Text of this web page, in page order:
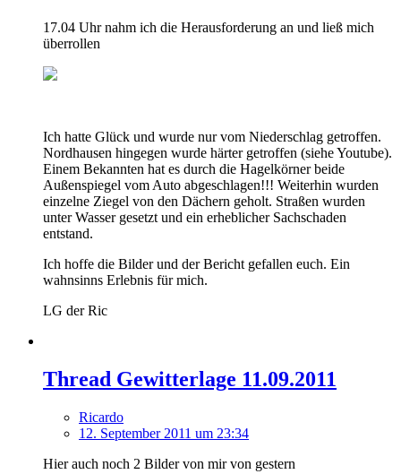
17.04 Uhr nahm ich die Herausforderung an und ließ mich
überrollen
Ich hatte Glück und wurde nur vom Niederschlag getroffen.
Nordhausen hingegen wurde härter getroffen (siehe Youtube).
Einem Bekannten hat es durch die Hagelkörner beide
Außenspiegel vom Auto abgeschlagen!!! Weiterhin wurden
einzelne Ziegel von den Dächern geholt. Straßen wurden
unter Wasser gesetzt und ein erheblicher Sachschaden
entstand.
Ich hoffe die Bilder und der Bericht gefallen euch. Ein
wahnsinns Erlebnis für mich.
LG der Ric
Thread Gewitterlage 11.09.2011
Ricardo
12. September 2011 um 23:34
Hier auch noch 2 Bilder von mir von gestern